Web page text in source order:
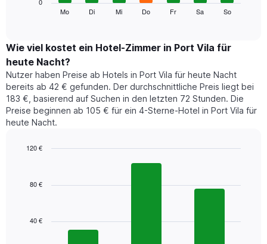
Monate
hat
1
Y-
Achse,
die
den
durchschnittlichen
Zimmerpreis
den
durchschnittlichen
Preis
eines
Zimmers
für
den
jeweiligen
Das
die
Mo Di Mi Do Fr Sa So
Wie viel kostet ein Hotel-Zimmer in Port Vila für
heute Nacht?
Nutzer haben Preise ab Hotels in Port Vila für heute Nacht
bereits ab 42 € gefunden. Der durchschnittliche Preis liegt bei
183 €, basierend auf Suchen in den letzten 72 Stunden. Die
Preise beginnen ab 105 € für ein 4-Sterne-Hotel in Port Vila für
heute Nacht.
with
Das
40 €
80 €
120 €